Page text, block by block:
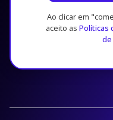
Ao clicar em
aceito as Políticas
de